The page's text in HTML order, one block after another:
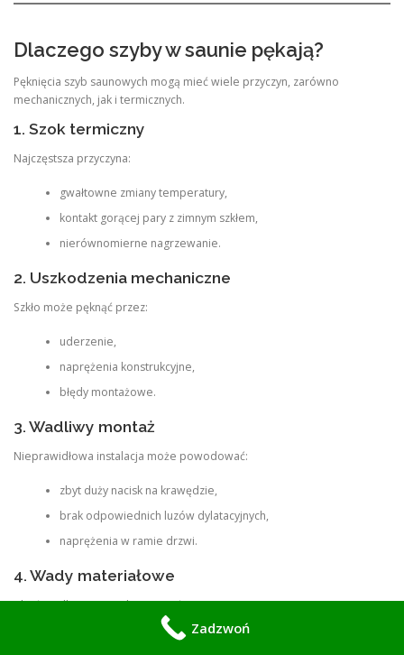
Dlaczego szyby w saunie pękają?
Pęknięcia szyb saunowych mogą mieć wiele przyczyn, zarówno
mechanicznych, jak i termicznych.
1. Szok termiczny
Najczęstsza przyczyna:
gwałtowne zmiany temperatury,
kontakt gorącej pary z zimnym szkłem,
nierównomierne nagrzewanie.
2. Uszkodzenia mechaniczne
Szkło może pęknąć przez:
uderzenie,
naprężenia konstrukcyjne,
błędy montażowe.
3. Wadliwy montaż
Nieprawidłowa instalacja może powodować:
zbyt duży nacisk na krawędzie,
brak odpowiednich luzów dylatacyjnych,
naprężenia w ramie drzwi.
4. Wady materiałowe
Choć rzadkie, mogą obejmować:
Zadzwoń